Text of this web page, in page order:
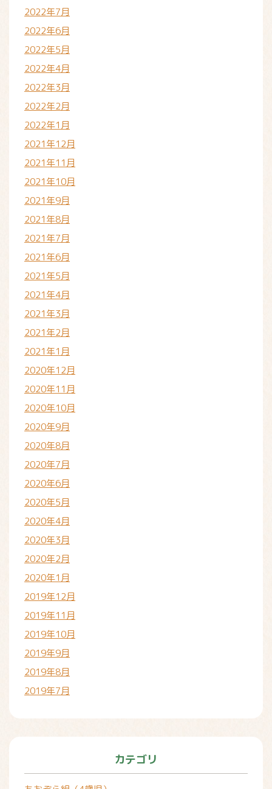
2022年7月
2022年6月
2022年5月
2022年4月
2022年3月
2022年2月
2022年1月
2021年12月
2021年11月
2021年10月
2021年9月
2021年8月
2021年7月
2021年6月
2021年5月
2021年4月
2021年3月
2021年2月
2021年1月
2020年12月
2020年11月
2020年10月
2020年9月
2020年8月
2020年7月
2020年6月
2020年5月
2020年4月
2020年3月
2020年2月
2020年1月
2019年12月
2019年11月
2019年10月
2019年9月
2019年8月
2019年7月
カテゴリ